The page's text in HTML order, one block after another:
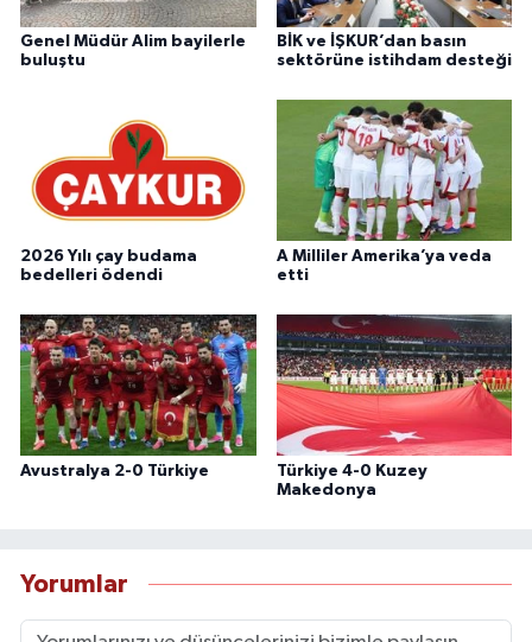
Genel Müdür Alim bayilerle
buluştu
BİK ve İŞKUR’dan basın
sektörüne istihdam desteği
2026 Yılı çay budama
bedelleri ödendi
A Milliler Amerika’ya veda
etti
Avustralya 2-0 Türkiye
Türkiye 4-0 Kuzey
Makedonya
Yorumlar